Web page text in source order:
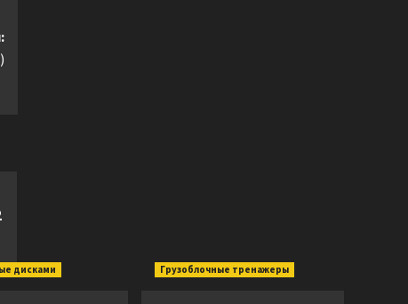
дисками Грузоблочные тренажеры